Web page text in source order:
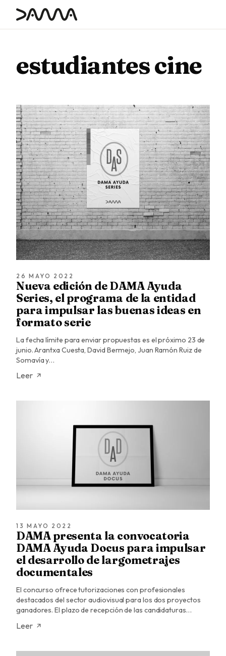
contenido
estudiantes cine
26 MAYO 2022
Nueva edición de DAMA Ayuda
Series, el programa de la entidad
para impulsar las buenas ideas en
formato serie
La fecha límite para enviar propuestas es el próximo 23 de
junio. Arantxa Cuesta, David Bermejo, Juan Ramón Ruiz de
Somavía y…
Leer
13 MAYO 2022
DAMA presenta la convocatoria
DAMA Ayuda Docus para impulsar
el desarrollo de largometrajes
documentales
El concurso ofrece tutorizaciones con profesionales
destacados del sector audiovisual para los dos proyectos
ganadores. El plazo de recepción de las candidaturas…
Leer